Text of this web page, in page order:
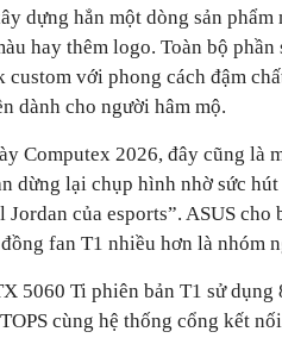
dựng hẳn một dòng sản
hay thêm logo. Toàn bộ
custom với phong cách đậm
dành cho người hâm mộ.
Computex 2026, đây cũng là
dừng lại chụp hình nhờ sức
của esports”. ASUS
fan T1 nhiều hơn là nhóm
5060 Ti phiên bản T1 sử
cùng hệ thống cổng kết